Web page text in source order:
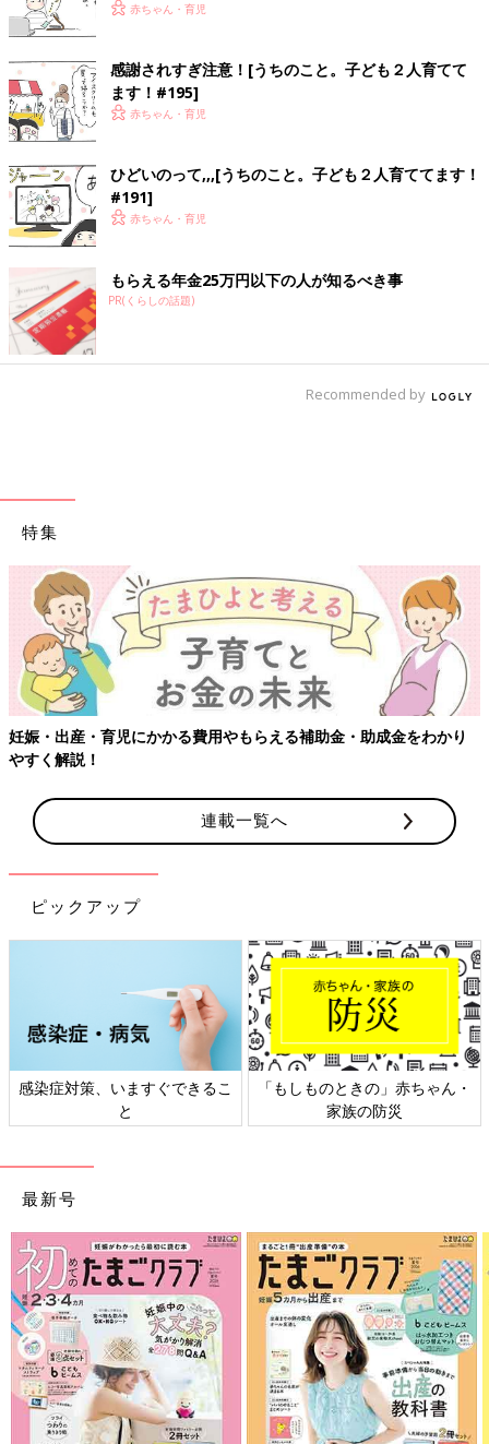
赤ちゃん・育児
感謝されすぎ注意！[うちのこと。子ども２人育てて
ます！#195]
赤ちゃん・育児
ひどいのって,,,[うちのこと。子ども２人育ててます！
#191]
赤ちゃん・育児
もらえる年金25万円以下の人が知るべき事
PR(くらしの話題)
Recommended by
特集
妊娠・出産・育児にかかる費用やもらえる補助金・助成金をわかり
やすく解説！
連載一覧へ
ピックアップ
感染症対策、いますぐできるこ
と
「もしものときの」赤ちゃん・
家族の防災
最新号